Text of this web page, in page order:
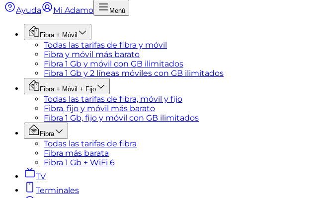
Ayuda Mi Adamo Menú
Fibra + Móvil
Todas las tarifas de fibra y móvil
Fibra y móvil más barato
Fibra 1 Gb y móvil con GB ilimitados
Fibra 1 Gb y 2 líneas móviles con GB ilimitados
Fibra + Móvil + Fijo
Todas las tarifas de fibra, móvil y fijo
Fibra, fijo y móvil más barato
Fibra 1 Gb, fijo y móvil con GB ilimitados
Fibra
Todas las tarifas de fibra
Fibra más barata
Fibra 1 Gb + WiFi 6
TV
Terminales